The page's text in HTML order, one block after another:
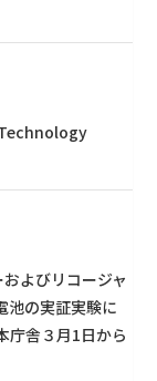
Technology
よびリコージャ
池の実証実験に
庁舎３月1日から